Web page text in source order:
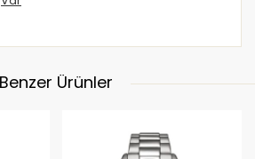
Benzer Ürünler